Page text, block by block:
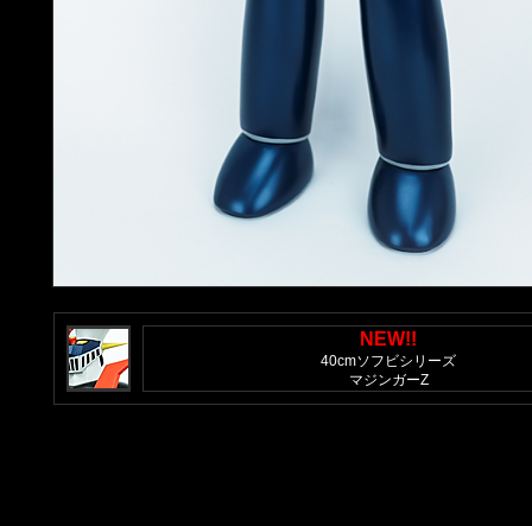
NEW!!
40cmソフビシリーズ
マジンガーZ